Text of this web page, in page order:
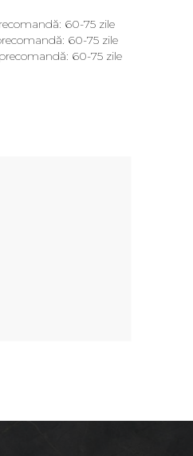
60-75 zile
60-75 zile
60-75 zile